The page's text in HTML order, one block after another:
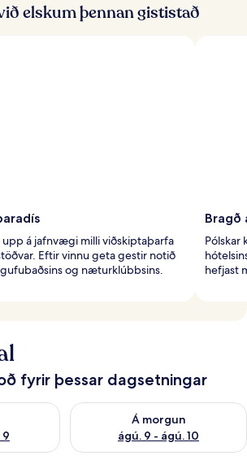
r
ð
elskum þennan gististað
á jafnvægi milli viðskiptaþarfa
Eftir vinnu geta gestir notið
og næturklúbbsins.
Bragð
Pólskar
hefjast
fyrir þessar dagsetningar
9
ágú. 8 - ágú. 9
Á morgun
ágú. 9 - ágú. 10
Athuga framboð á morgun